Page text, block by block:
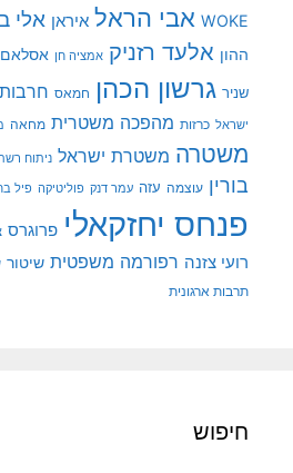
WOKE אבי הראל איראן אלי
ההון אלעד רזניק אמציה חן אסלאם
שניר גרשון הכהן חמאס
ישראל כרזות מהפכה משטרית מחאה
משטרה משטרת ישראל ניתוח
בורין עוצמה עזה עמר דנק פוליטיקה פיל
פנחס יחזקאלי פרוגרס
רועי צזנה רפורמה משפטית שיטור
תרבות ארגונית
חיפוש